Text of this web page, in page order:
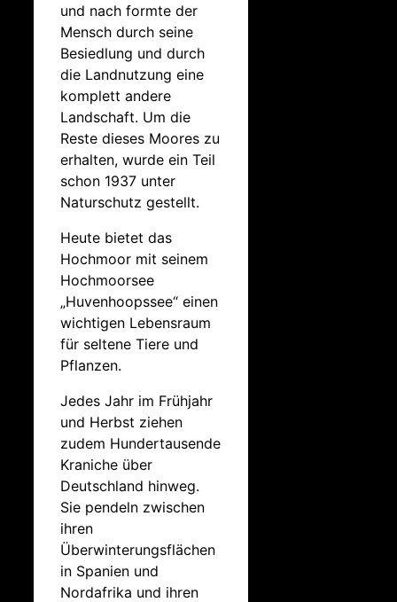
und nach formte der
Mensch durch seine
Besiedlung und durch
die Landnutzung eine
komplett andere
Landschaft. Um die
Reste dieses Moores zu
erhalten, wurde ein Teil
schon 1937 unter
Naturschutz gestellt.
Heute bietet das
Hochmoor mit seinem
Hochmoorsee
„Huvenhoopssee“ einen
wichtigen Lebensraum
für seltene Tiere und
Pflanzen.
Jedes Jahr im Frühjahr
und Herbst ziehen
zudem Hundertausende
Kraniche über
Deutschland hinweg.
Sie pendeln zwischen
ihren
Überwinterungsflächen
in Spanien und
Nordafrika und ihren